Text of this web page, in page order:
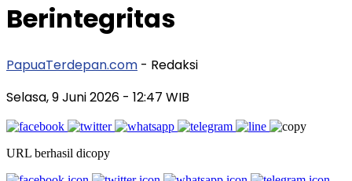
Berintegritas
PapuaTerdepan.com - Redaksi
Selasa, 9 Juni 2026 - 12:47 WIB
URL berhasil dicopy